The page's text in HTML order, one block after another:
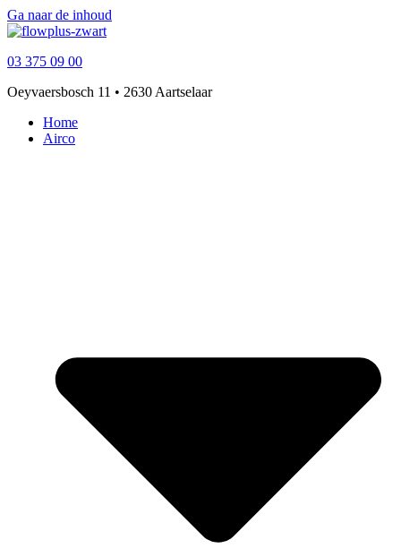
Ga naar de inhoud
03 375 09 00
Oeyvaersbosch 11 • 2630 Aartselaar
Home
Airco